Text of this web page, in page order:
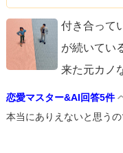
付き合って
が続いてい
来た元カノ
恋愛マスター&AI回答5件
本当にありえないと思う